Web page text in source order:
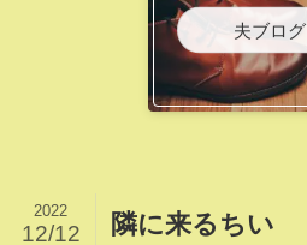
夫ブログ
隣に来るちい
2022
12/12